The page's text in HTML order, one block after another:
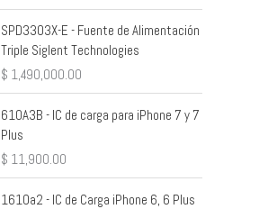
SPD3303X-E - Fuente de Alimentación
Triple Siglent Technologies
$ 1,490,000.00
610A3B - IC de carga para iPhone 7 y 7
Plus
$ 11,900.00
1610a2 - IC de Carga iPhone 6, 6 Plus